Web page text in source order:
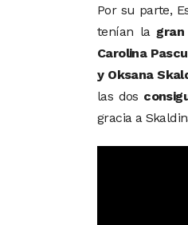
Por su parte,
tenían la
Carolina
y Oksana
las dos
gracia a